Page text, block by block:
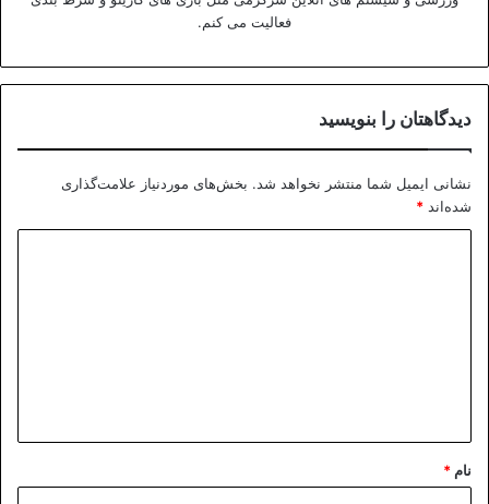
فعالیت می کنم.
دیدگاهتان را بنویسید
نشانی ایمیل شما منتشر نخواهد شد. بخش‌های موردنیاز علامت‌گذاری
شده‌اند *
*
نام *